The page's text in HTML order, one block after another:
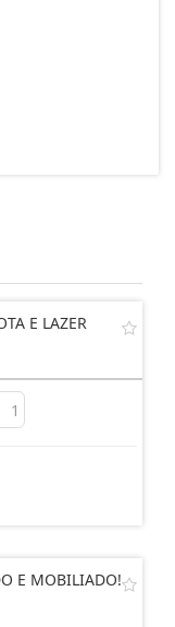
E LAZER
1
E MOBILIADO!